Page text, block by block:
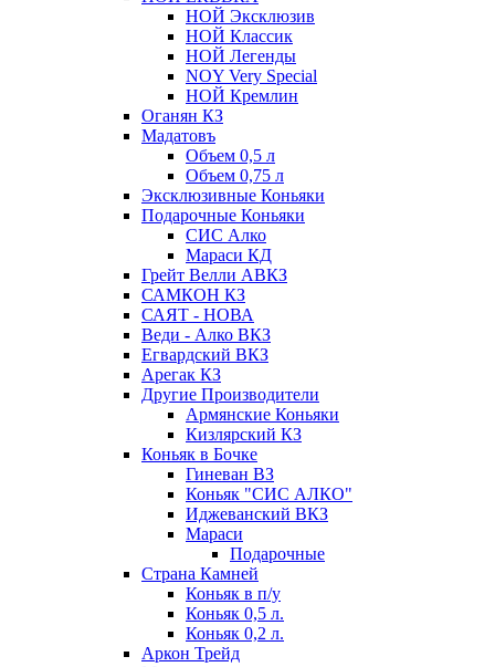
НОЙ Эксклюзив
НОЙ Классик
НОЙ Легенды
NOY Very Speсial
НОЙ Кремлин
Оганян КЗ
Мадатовъ
Объем 0,5 л
Объем 0,75 л
Эксклюзивные Коньяки
Подарочные Коньяки
СИС Алко
Мараси КД
Грейт Велли АВКЗ
САМКОН КЗ
САЯТ - НОВА
Веди - Алко ВКЗ
Егвардский ВКЗ
Арегак КЗ
Другие Производители
Армянские Коньяки
Кизлярский КЗ
Коньяк в Бочке
Гиневан ВЗ
Коньяк "СИС АЛКО"
Иджеванский ВКЗ
Мараси
Подарочные
Страна Камней
Коньяк в п/у
Коньяк 0,5 л.
Коньяк 0,2 л.
Аркон Трейд